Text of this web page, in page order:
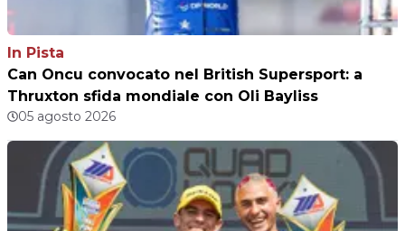
In Pista
Can Oncu convocato nel British Supersport: a
Thruxton sfida mondiale con Oli Bayliss
05 agosto 2026